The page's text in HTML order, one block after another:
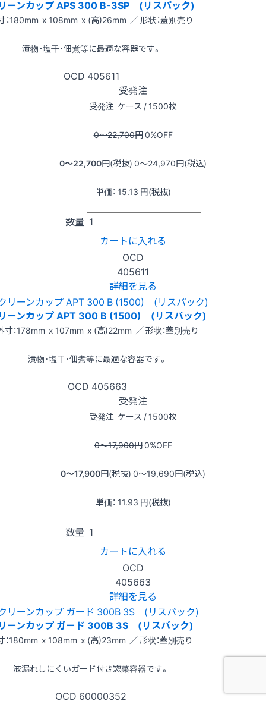
ーンカップ APS 300 B-3SP (リスパック)
：180mm x 108mm x (高)26mm ／ 形状：蓋別売り
漬物・塩干・佃煮等に最適な容器です。
OCD 405611
受発注
受発注 ケース / 1500枚
0〜22,700円0%OFF
0〜22,700円(税抜) 0〜24,970円(税込)
単価： 15.13 円(税抜)
数量
カートに入れる
OCD
405611
詳細を見る
ーンカップ APT 300 B (1500) (リスパック)
寸：178mm x 107mm x (高)22mm ／ 形状：蓋別売り
漬物・塩干・佃煮等に最適な容器です。
OCD 405663
受発注
受発注 ケース / 1500枚
0〜17,900円0%OFF
0〜17,900円(税抜) 0〜19,690円(税込)
単価： 11.93 円(税抜)
数量
カートに入れる
OCD
405663
詳細を見る
ーンカップ ガード 300B 3S (リスパック)
：180mm x 108mm x (高)23mm ／ 形状：蓋別売り
液漏れしにくいガード付き惣菜容器です。
OCD 60000352